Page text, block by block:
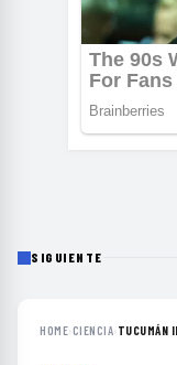
SIGUIENTE
HOME›CIENCIA› TUCUMÁN